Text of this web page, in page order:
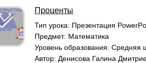
Проценты
Тип урока: Презентация
Предмет: Математика
Уровень образования: Средняя
Автор: Денисова Галина